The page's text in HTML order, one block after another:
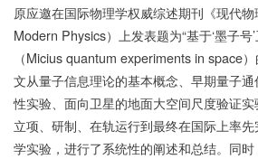
原应邀在国际物理学权威综述期刊《现代
Modern Physics）上发表题为“基于‘墨子号
（Micius quantum experiments in space
文从量子信息理论的基本概念、早期量子
性实验、面向卫星的地面大空间尺度验证实
立项、研制、在轨运行到最终在国际上率
学实验，进行了系统性的阐述和总结。同